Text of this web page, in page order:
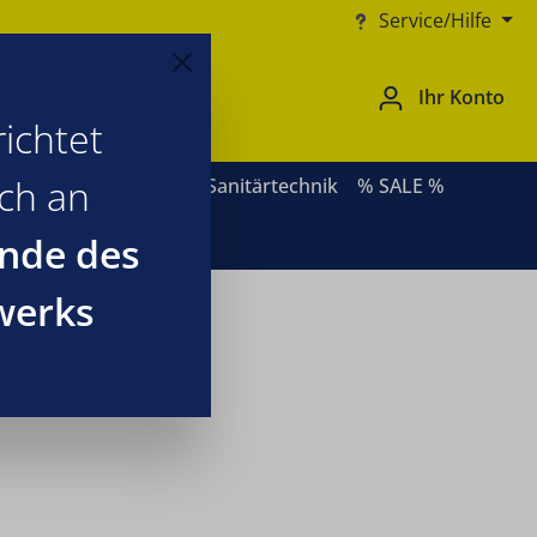
Service/Hilfe
Ihr Konto
Heizsysteme Sanitärtechnik % SALE %
an
des